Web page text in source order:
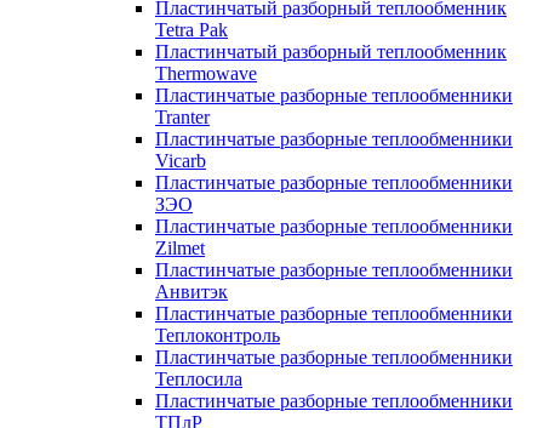
Пластинчатый разборный теплообменник
Tetra Pak
Пластинчатый разборный теплообменник
Thermowave
Пластинчатые разборные теплообменники
Tranter
Пластинчатые разборные теплообменники
Vicarb
Пластинчатые разборные теплообменники
ЗЭО
Пластинчатые разборные теплообменники
Zilmet
Пластинчатые разборные теплообменники
Анвитэк
Пластинчатые разборные теплообменники
Теплоконтроль
Пластинчатые разборные теплообменники
Теплосила
Пластинчатые разборные теплообменники
ТПлР